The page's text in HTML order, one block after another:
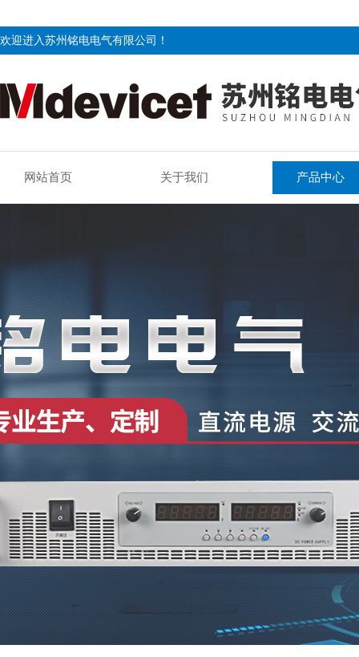
欢迎进入苏州铭电电气有限公司！
网站首页 关于我们 产品中心